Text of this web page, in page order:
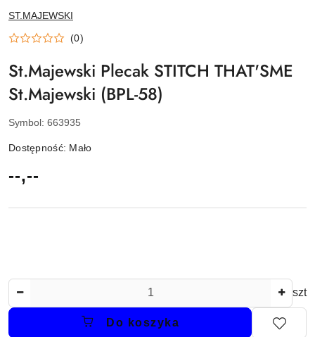
NAZWA
PRODUCENTA:
ST.MAJEWSKI
(0)
St.Majewski Plecak STITCH THAT'SME
St.Majewski (BPL-58)
Symbol: 663935
Dostępność: Mało
cena:
--,--
szt
Do koszyka